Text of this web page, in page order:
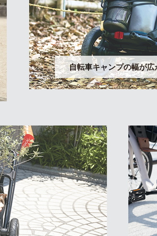
自転車キャンプの幅が広